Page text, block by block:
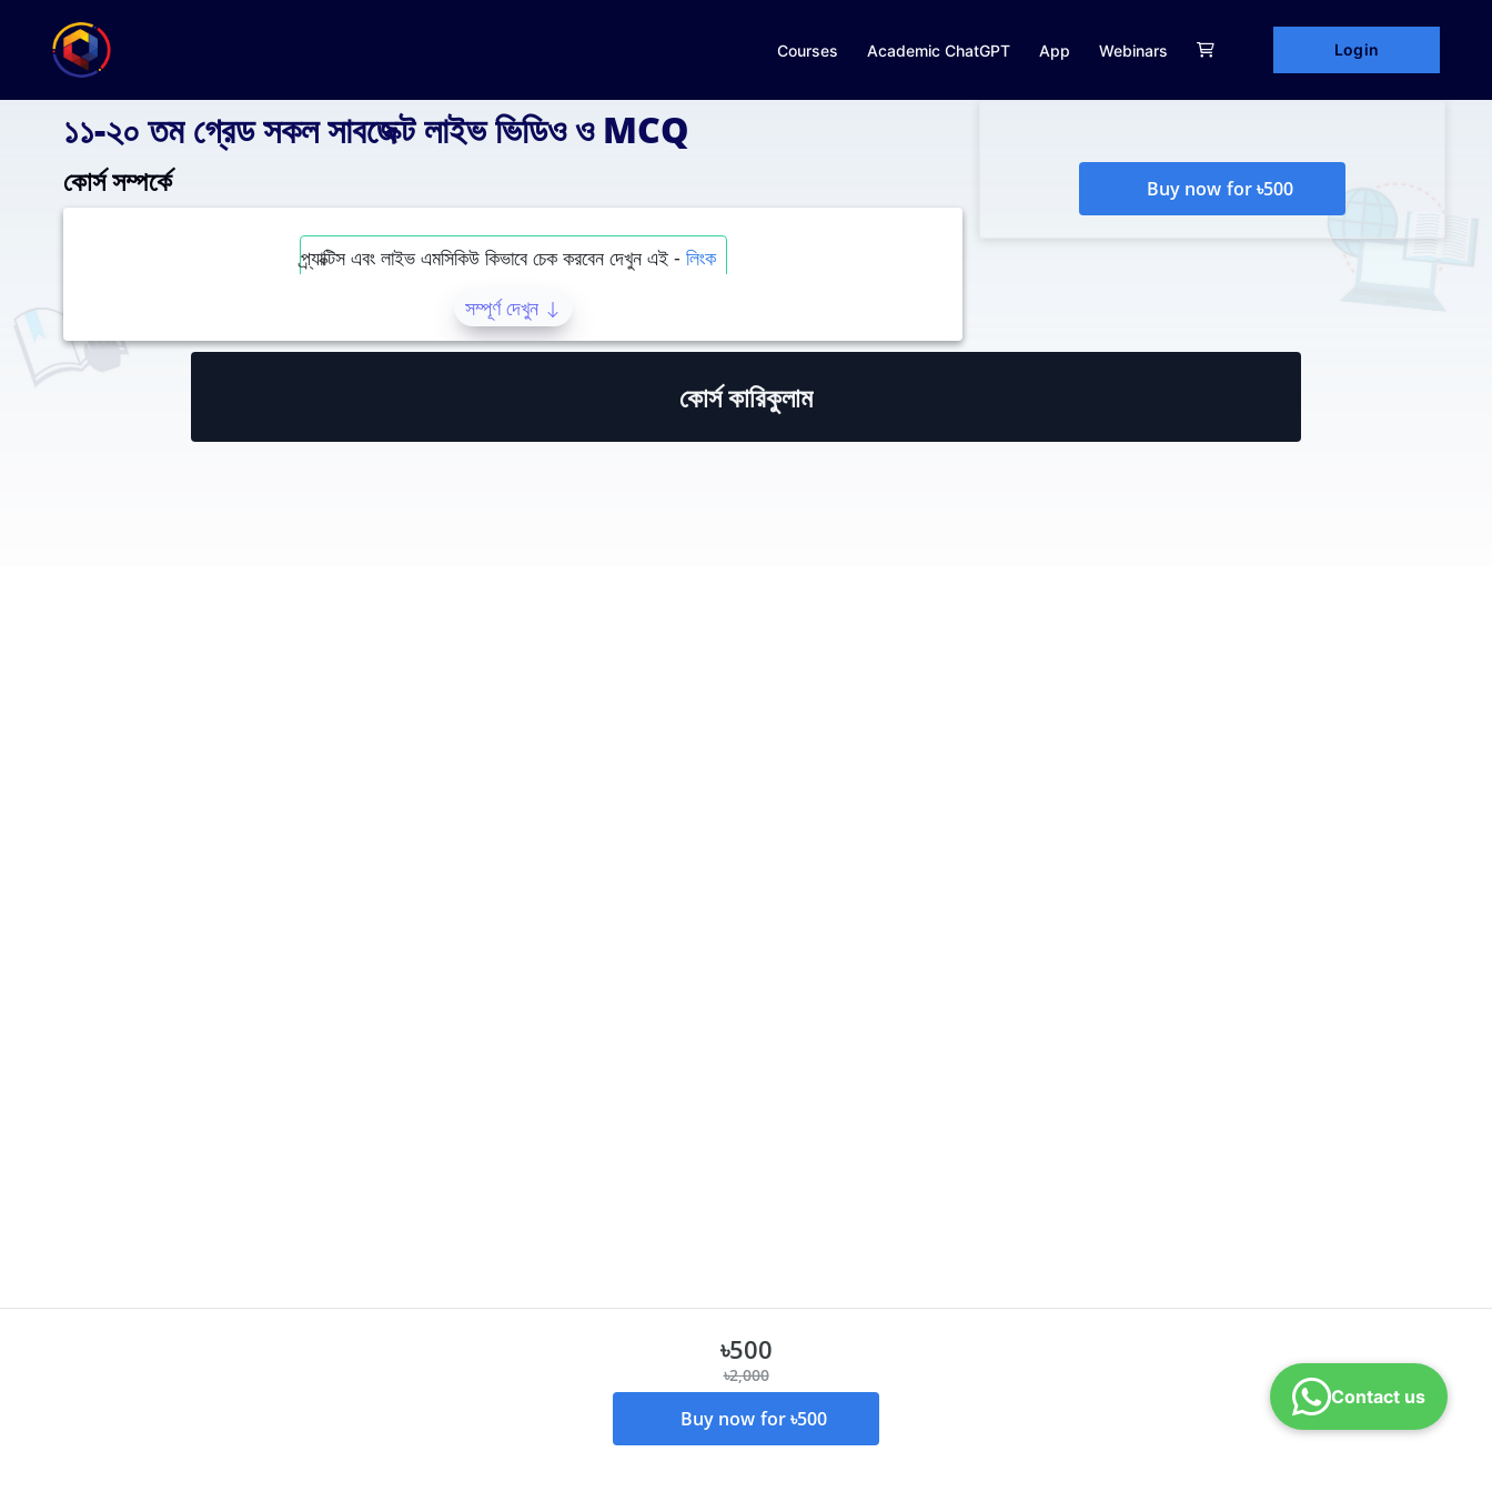
Courses Academic ChatGPT App Webinars Login
Contact us
১১-২০ তম গ্রেড সকল সাবজেক্ট লাইভ ভিডিও ও MCQ
কোর্স সম্পর্কে
প্র্যাক্টিস এবং লাইভ এমসিকিউ কিভাবে চেক করবেন দেখুন এই - লিংক
১১-২০ তম গ্রেড সকল সাবজেক্ট নিয়ে চাকরির প্রস্তুতির জন্য বিশেষভাবে তৈরি, এই কোর্সে প্রধান শিক্ষক গোলাম কিবরিয়ার নির্দেশনায় আপনার প্রস্তুতিকে আরও
শক্তিশালী করুন। রেগুলার লাইভ ক্লাসের পাশাপাশি ভিডিও ক্লাস ও প্রয়োজনীয় প্র্যাক্টিসের জন্য MCQ দেয়া হবে। অ্যাপ এবং ওয়েবসাইটের মাধ্যমে মাঝে মাঝে
লাইভ এক্সাম নেয়া হবে যা শিক্ষার্থীদের উন্নতিতে সহায়ক হবে। লাইফটাইম এক্সেস সুবিধাসহ এখনই জয়েন করুন এবং আপনার শিক্ষার যাত্রা শুরু করুন!
সম্পূর্ণ দেখুন
Buy now for ৳500
৳500
৳2,000
Buy now for ৳500
কোর্স কারিকুলাম